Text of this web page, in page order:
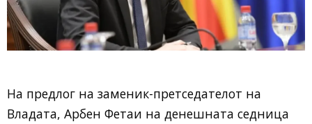
На предлог на заменик-претседателот на
Владата, Арбен Фетаи на денешната седница